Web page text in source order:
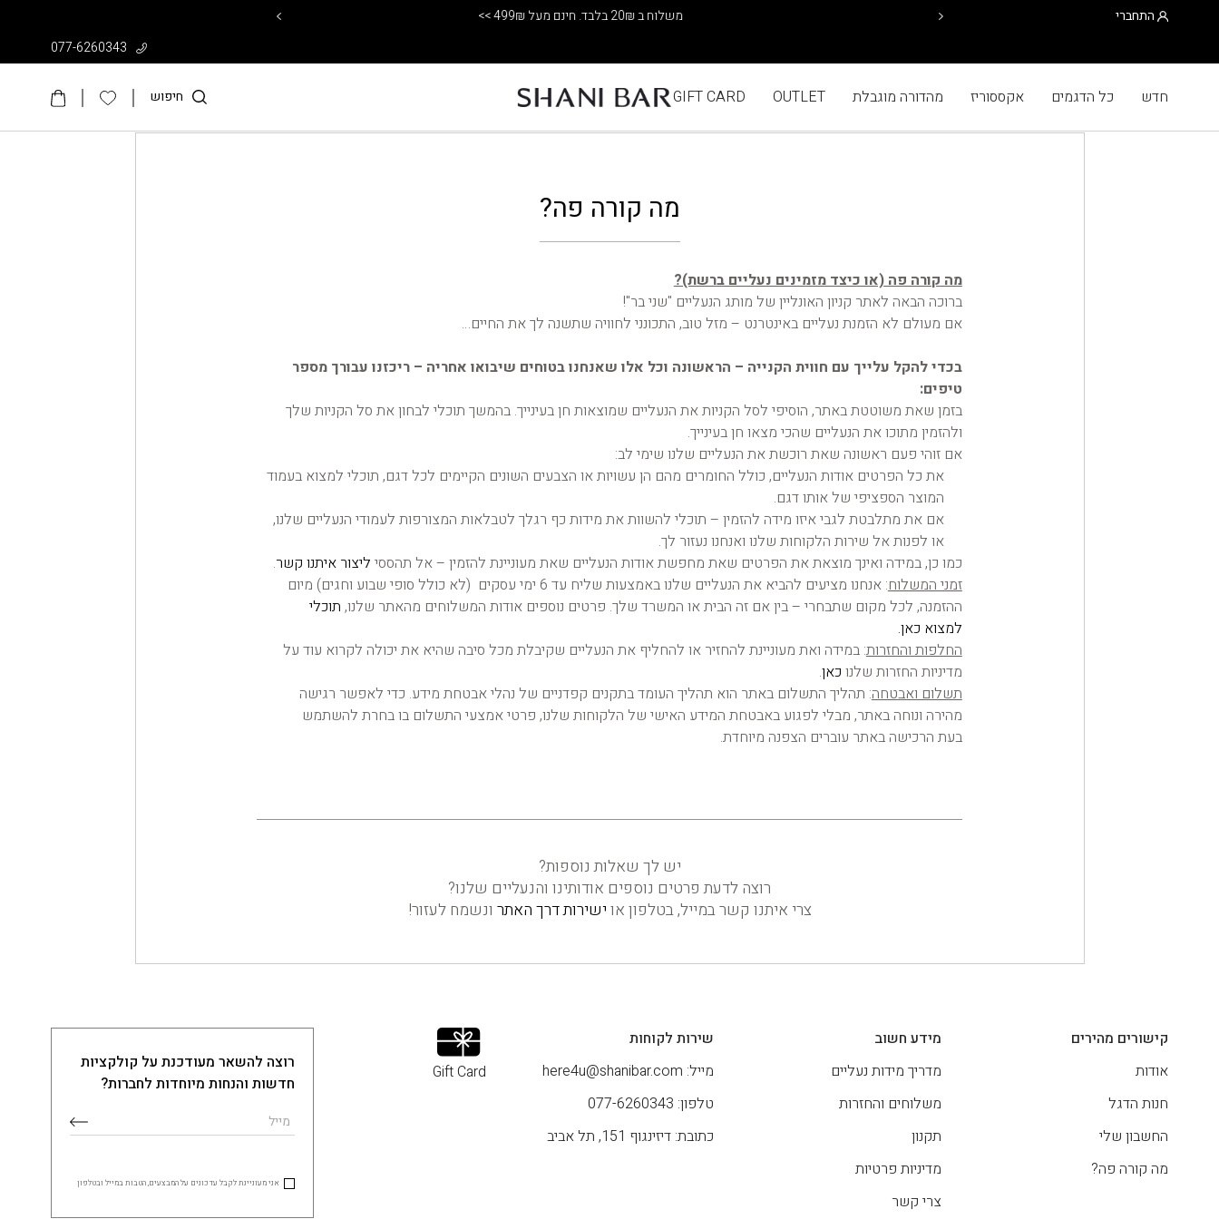
התחברי
משלוח ב 20₪ בלבד. חינם מעל 499₪ >>
חדש כל הדגמים אקססוריז מהדורה מוגבלת OUTLET
GIFT CARD חיפוש
מה קורה פה?
מה קורה פה (או כיצד מזמינים נעליים ברשת)?
ברוכה הבאה לאתר קניון האונליין של מותג הנעליים "שני בר"!
אם מעולם לא הזמנת נעליים באינטרנט – מזל טוב, התכונני לחוויה שתשנה לך את החיים…
בכדי להקל עלייך עם חווית הקנייה – הראשונה וכל אלו שאנחנו בטוחים שיבואו אחריה – ריכזנו עבורך מספר
טיפים:
בזמן שאת משוטטת באתר, הוסיפי לסל הקניות את הנעליים שמוצאות חן בעינייך. בהמשך תוכלי לבחון את סל הקניות שלך
ולהזמין מתוכו את הנעליים שהכי מצאו חן בעינייך.
אם זוהי פעם ראשונה שאת רוכשת את הנעליים שלנו שימי לב:
את כל הפרטים אודות הנעליים, כולל החומרים מהם הן עשויות או הצבעים השונים הקיימים לכל דגם, תוכלי למצוא בעמוד
המוצר הספציפי של אותו דגם.
אם את מתלבטת לגבי איזו מידה להזמין – תוכלי להשוות את מידות כף רגלך לטבלאות המצורפות לעמודי הנעליים שלנו,
או לפנות אל שירות הלקוחות שלנו ואנחנו נעזור לך.
כמו כן, במידה ואינך מוצאת את הפרטים שאת מחפשת אודות הנעליים שאת מעוניינת להזמין – אל תהססי ליצור איתנו קשר.
זמני המשלוח
: אנחנו מציעים להביא את הנעליים שלנו באמצעות שליח עד 6 ימי עסקים (לא כולל סופי שבוע וחגים) מיום
ההזמנה, לכל מקום שתבחרי – בין אם זה הבית או המשרד שלך. פרטים נוספים אודות המשלוחים מהאתר שלנו, תוכלי
למצוא כאן.
החלפות והחזרות: במידה ואת מעוניינת להחזיר או להחליף את הנעליים שקיבלת מכל סיבה שהיא את יכולה לקרוא עוד על
מדיניות החזרות שלנו כאן.
תשלום ואבטחה: תהליך התשלום באתר הוא תהליך העומד בתקנים קפדניים של נהלי אבטחת מידע. כדי לאפשר רגישה
מהירה ונוחה באתר, מבלי לפגוע באבטחת המידע האישי של הלקוחות שלנו, פרטי אמצעי התשלום בו בחרת להשתמש
בעת הרכישה באתר עוברים הצפנה מיוחדת.
יש לך שאלות נוספות?
רוצה לדעת פרטים נוספים אודותינו והנעליים שלנו?
צרי איתנו קשר במייל, בטלפון או ישירות דרך האתר ונשמח לעזור!
Gift Card
רוצה להשאר מעודכנת על קולקציות
חדשות והנחות מיוחדות לחברות?
אני מעוניינת לקבל עדכונים על המבצעים, הטבות במייל ובטלפון
קישורים מהירים
אודות
חנות הדגל
החשבון שלי
מה קורה פה?
מידע חשוב
מדריך מידות נעליים
משלוחים והחזרות
תקנון
מדיניות פרטיות
צרי קשר
שירות לקוחות
מייל: here4u@shanibar.com
טלפון: 077-6260343
כתובת: דיזינגוף 151, תל אביב